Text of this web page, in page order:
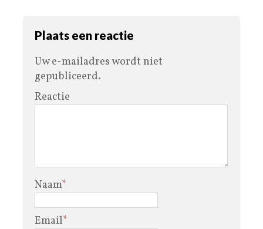
Plaats een reactie
Uw e-mailadres wordt niet
gepubliceerd.
Reactie
Naam*
Email*